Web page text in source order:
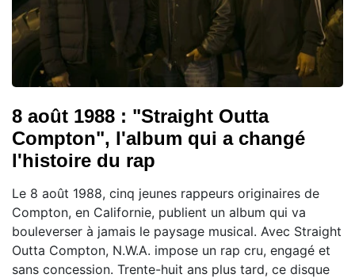
8 août 1988 : "Straight Outta
Compton", l'album qui a changé
l'histoire du rap
Le 8 août 1988, cinq jeunes rappeurs originaires de
Compton, en Californie, publient un album qui va
bouleverser à jamais le paysage musical. Avec Straight
Outta Compton, N.W.A. impose un rap cru, engagé et
sans concession. Trente-huit ans plus tard, ce disque